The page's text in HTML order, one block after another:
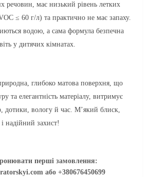
речовин, має низький рівень летких
≤ 60 г/л) та практично не має запаху.
водою, а сама формула безпечна
у дитячих кімнатах.
глибоко матова поверхня, що
та елегантність матеріалу, витримує
дотики, вологу й час. М’який блиск,
надійний захист!
перші замовлення:
або +380676450699